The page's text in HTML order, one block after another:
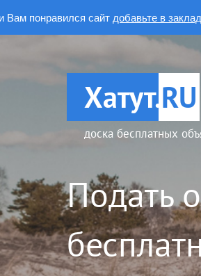
Вам понравился сайт добавьте в
Хатут.RU
доска бесплатных
Подать